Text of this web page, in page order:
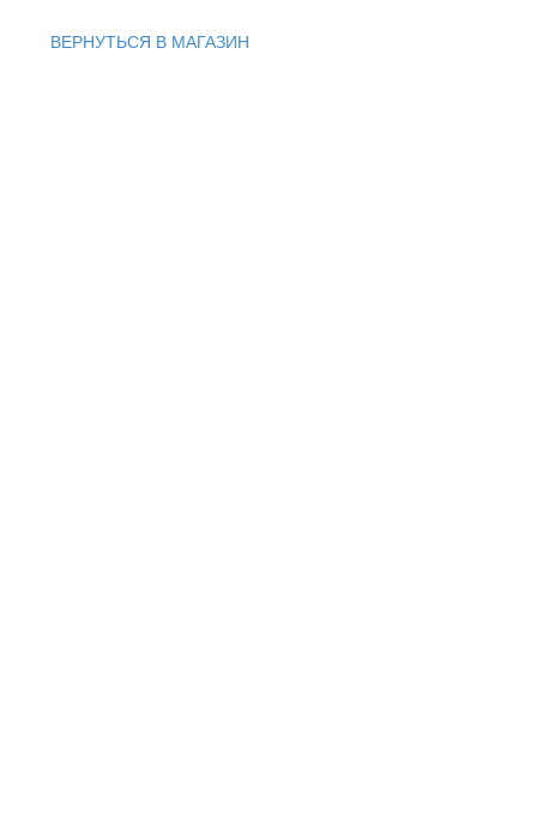
ВЕРНУТЬСЯ В МАГАЗИН